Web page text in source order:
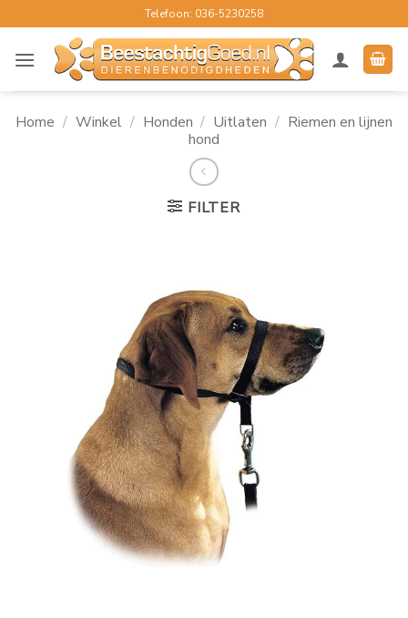
naar
inhoud
Telefoon: 036-5230258
Home / Winkel / Honden / Uitlaten / Riemen en lijnen
hond
FILTER